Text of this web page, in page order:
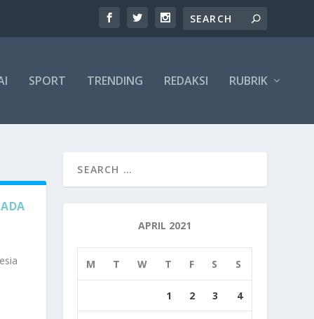
SPORT TRENDING REDAKSI RUBRIK
APRIL 2021
M T W T F S S
1 2 3 4